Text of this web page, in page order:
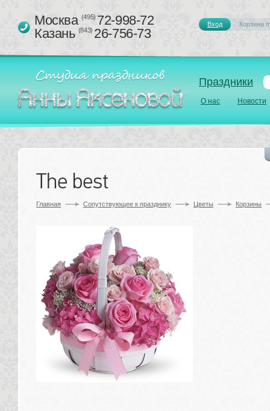
Праздники
О нас Новости
Москва (495)72-998-72
Казань (843)26-756-73
Вход Корзина
The best
Главная Сопутствующее к празднику Цветы Корзины